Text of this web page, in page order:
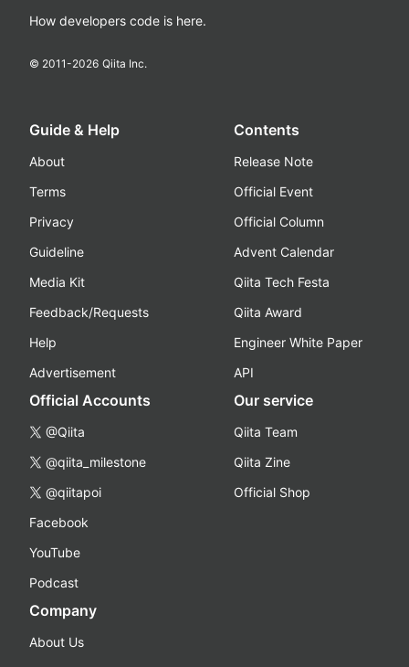
How developers code is here.
© 2011-2026 Qiita Inc.
Guide & Help
About
Terms
Privacy
Guideline
Media Kit
Feedback/Requests
Help
Advertisement
Contents
Release Note
Official Event
Official Column
Advent Calendar
Qiita Tech Festa
Qiita Award
Engineer White Paper
API
Official Accounts
@Qiita
@qiita_milestone
@qiitapoi
Facebook
YouTube
Podcast
Our service
Qiita Team
Qiita Zine
Official Shop
Company
About Us